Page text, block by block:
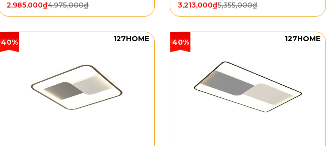
4,975,000₫
2,985,000₫
5,355,000₫
3,213,000₫
40% 127HOME 40% 127HOME